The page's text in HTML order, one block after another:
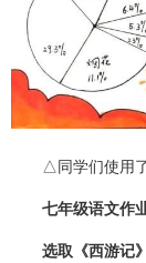
△同学们使用
七年级语文作
选取《西游记